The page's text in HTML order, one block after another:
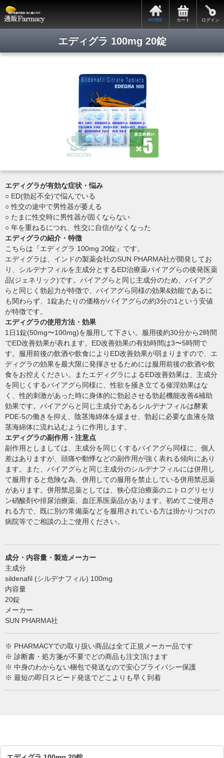
HOME カート ログイン
エディグラ 100mg 20錠
エディグラが有効な症状・悩み
○ ED(勃起不全)で悩んでいる
○ 性交の途中で男性器が萎える
○ たまに性交時に男性器が固くならない
○ 年を重ねるにつれ、性交に自信がなくなった
エディグラの紹介・特徴
こちらは『エディグラ 100mg 20錠』です。
エディグラは、インドの製薬会社のSUN PHARMA社が開発してお
り、シルデナフィルを主成分とするED治療薬バイアグらの後発医薬
品(ジェネリック)です。バイアグらと同じ主成分のため、バイアグ
らと同じく勃起力が特徴で、バイアグら同様の効果&効能であるに
も関わらず、1錠あたりの価格がバイアグらの約3分の1という安値
が特徴です。
エディグラの使用方法・効果
1日1錠(50mg〜100mg)を服用して下さい。服用後約30分から2時間
でED改善効果が表れます。ED改善効果の有効時間は3〜5時間で
す。服用前後の飲酒や飲食によりED改善効果が弱まりますので、エ
ディグラの効果を最大限に発揮させるためには服用前後の飲酒や飲
食をお控えください。またエディグラによるED改善効果は、主成分
を同じくするバイアグら同様に、性欲を掻き立てる催淫効果はな
く、性的刺激があった時に身体的に勃起させる勃起機能改善&補助
効果です。バイアグらと同じ主成分であるシルデナフィルは酵素
PDE-5の働きを抑え、陰茎海綿体を緩ませ、勃起に必要な血液を陰
茎海綿体に流れ込むように作用します。
エディグラの副作用・注意点
副作用としましては、主成分を同じくするバイアグら同様に、個人
差はありますが、頭痛や動悸などの副作用が強く表れる傾向にあり
ます。また、バイアグらと同じ主成分のシルデナフィルには併用し
て服用すると危険な為、併用しての服用を禁止している併用禁忌薬
があります。併用禁忌薬としては、狭心症治療薬のニトログリセリ
ン硝酸剤や排尿治療薬、血圧系医薬品があります。初めてご使用さ
れる方で、既に別の常備薬などを服用されている方は掛かりつけの
病院等でご相談の上ご使用ください。
成分・内容量・製造メーカー
主成分
sildenafil (シルデナフィル) 100mg
内容量
20錠
メーカー
SUN PHARMA社
※ PHARMACYでの取り扱い商品は全て正規メーカー品です
※ 診断書・処方箋が不要でどの商品も注文頂けます
※ 中身のわからない梱包で発送なので安心プライバシー保護
※ 最短の即日スピード発送でどこよりも早く到着
サポートメニュー
新規会員登録
特定商取引法表記
お問い合わせ
Copyright © 2014. 通販ファーマシー All rights reserved.